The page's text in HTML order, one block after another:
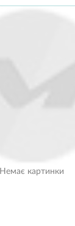
Немає картинки